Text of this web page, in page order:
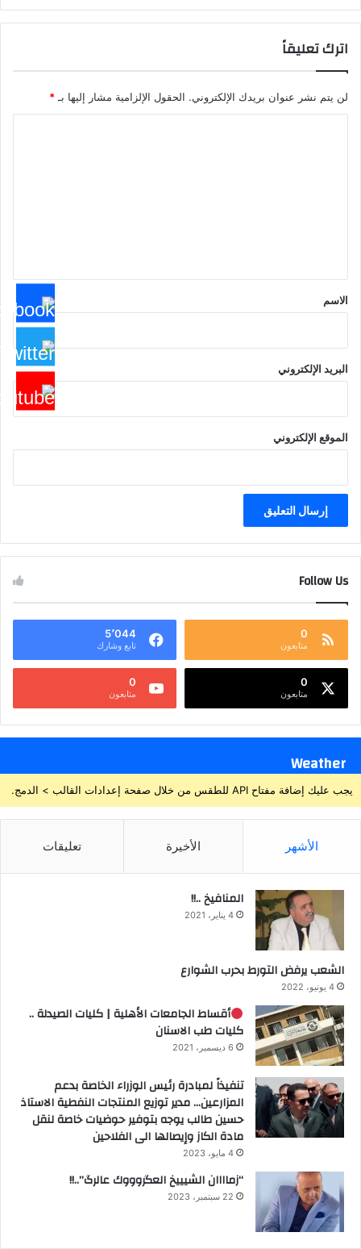
اترك تعليقاً
لن يتم نشر عنوان بريدك الإلكتروني. الحقول الإلزامية مشار إليها بـ*
*
الاسم
البريد الإلكتروني
الموقع الإلكتروني
Follow Us
0
متابعون
5٬044
تابع وشارك
0
متابعون
0
متابعون
Weather
يجب عليك إضافة مفتاح API للطقس من خلال صفحة إعدادات القالب > الدمج.
الأشهر الأخيرة تعليقات
المنافيخ ..!!
4 يناير، 2021
الشعب يرفض التورط بحرب الشوارع
4 يونيو، 2022
أقساط الجامعات الأهلية | كليات الصيدلة ..
كليات طب الاسنان
6 ديسمبر، 2021
تنفيذاً لمبادرة رئيس الوزراء الخاصة بدعم
المزارعين… مدير توزيع المنتجات النفطية الاستاذ
حسين طالب يوجه بتوفير حوضيات خاصة لنقل
مادة الكاز وإيصالها الى الفلاحين
4 مايو، 2023
“زماااان الشيييخ العگروووك عالرگ”..!!
22 سبتمبر، 2023